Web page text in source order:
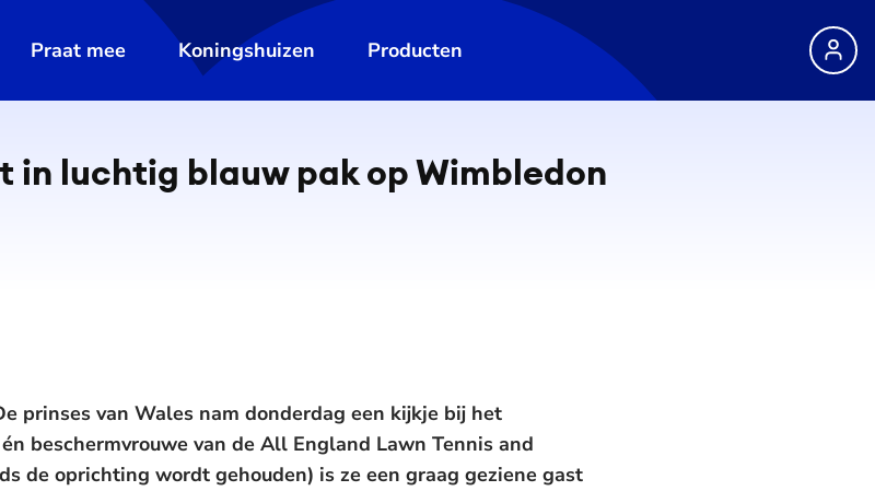
Praat mee Koningshuizen Producten
in luchtig blauw pak op Wimbledon
prinses van Wales nam donderdag een kijkje bij het
beschermvrouwe van de All England Lawn Tennis and
de oprichting wordt gehouden) is ze een graag geziene gast